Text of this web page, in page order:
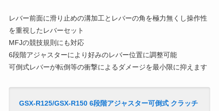
レバー前面に滑り止めの溝加工とレバーの角を極力無くし操作性
を重視したレバーセット
MFJの競技規則にも対応
6段階アジャスターにより好みのレバー位置に調整可能
可倒式レバーが転倒等の衝撃によるダメージを最小限に抑えます
GSX-R125/GSX-R150 6段階アジャスター可倒式 クラッチ